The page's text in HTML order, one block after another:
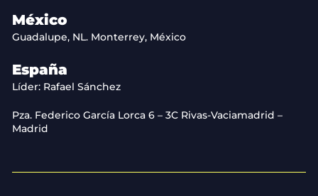
México
Guadalupe, NL. Monterrey, México
España
Líder: Rafael Sánchez
Pza. Federico García Lorca 6 – 3C Rivas-Vaciamadrid –
Madrid